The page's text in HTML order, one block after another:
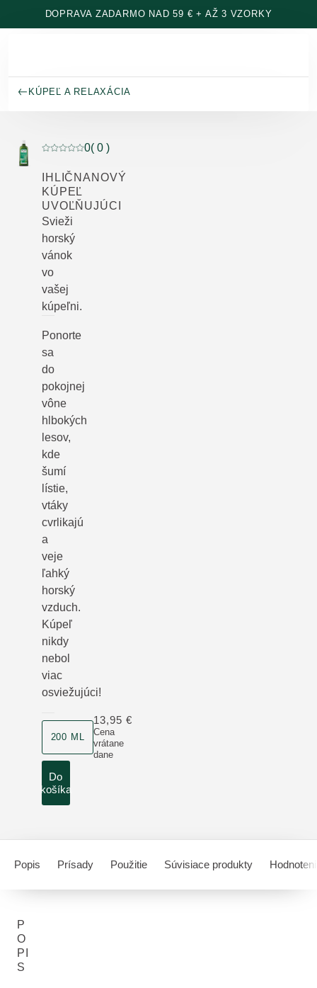
Prejsť na hlavný obsah
DOPRAVA ZADARMO NAD 59 € + AŽ 3 VZORKY
KÚPEĽ A RELAXÁCIA
Aktuálne hodnotenie: 0 z 5 hviezdičiek hodnotené 0
0( 0 )
IHLIČNANOVÝ
KÚPEĽ
UVOĽŇUJÚCI
Svieži
horský
vánok
vo
vašej
kúpeľni.
Ponorte
sa
do
pokojnej
vône
hlbokých
lesov,
kde
šumí
lístie,
vtáky
cvrlikajú
a
veje
ľahký
horský
vzduch.
Kúpeľ
nikdy
nebol
viac
osviežujúci!
veľkosť produktu
200 ML
Cena
vrátane
dane
13,95 €
Do
košíka
Popis Prísady Použitie Súvisiace produkty
P
O
PI
S